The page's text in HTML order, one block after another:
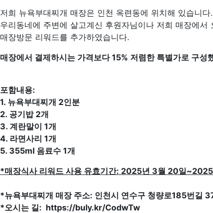
저희 뉴욕부대찌개 매장은 인천 옥련동에 위치해 있습니다.
우리동네에 주변에 살고계신 후원자님이나 저희 매장에서
매장방문 리워드를 추가하였습니다.
매장에서 결제하시는 가격보다 15% 저렴한 특별가로 구
포함내용:
1. 뉴욕부대찌개 2인분
2. 공기밥 2개
3. 계란말이 1개
4. 라면사리 1개
5. 355ml 음료수 1개
*매장식사 리워드 사용 유효기간: 2025년 3월 20일
*뉴욕부대찌개 매장 주소: 인천시 연수구 청량로185번길
*오시는 길: https://buly.kr/CodwTw